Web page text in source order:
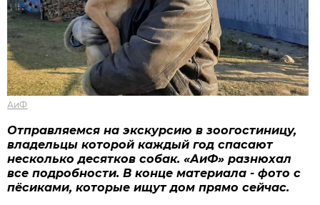
АиФ
Отправляемся на экскурсию в зоогостиницу,
владельцы которой каждый год спасают
несколько десятков собак. «АиФ» разнюхал
все подробности. В конце материала - фото с
пёсиками, которые ищут дом прямо сейчас.